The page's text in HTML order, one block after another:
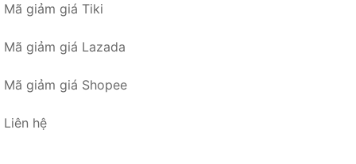
Mã giảm giá Tiki
Mã giảm giá Lazada
Mã giảm giá Shopee
Liên hệ